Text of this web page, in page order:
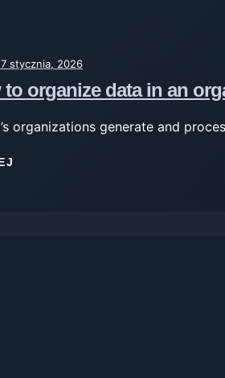
stycznia, 2026
to organize data in an
organizations generate and